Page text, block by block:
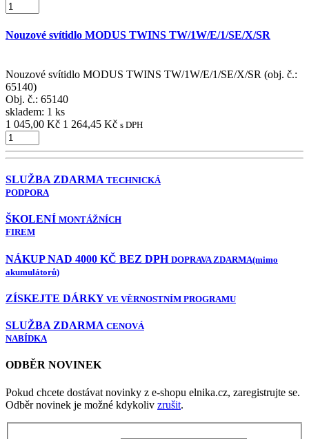
Nouzové svítidlo MODUS TWINS TW/1W/E/1/SE/X/SR
Nouzové svítidlo MODUS TWINS TW/1W/E/1/SE/X/SR (obj. č.:
65140)
Obj. č.: 65140
skladem: 1 ks
1 045,00 Kč 1 264,45 Kč s DPH
SLUŽBA ZDARMA TECHNICKÁ
PODPORA
ŠKOLENÍ MONTÁŽNÍCH
FIREM
NÁKUP NAD 4000 KČ BEZ DPH DOPRAVA ZDARMA(mimo
akumulátorů)
ZÍSKEJTE DÁRKY VE VĚRNOSTNÍM PROGRAMU
SLUŽBA ZDARMA CENOVÁ
NABÍDKA
ODBĚR NOVINEK
Pokud chcete dostávat novinky z e-shopu elnika.cz, zaregistrujte se.
Odběr novinek je možné kdykoliv zrušit.